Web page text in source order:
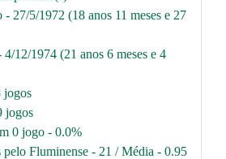
27/5/1972 (18 anos 11 meses e 27
12/1974 (21 anos 6 meses e 4
jogos
jogos
0 jogo - 0.0%
pelo Fluminense - 21 / Média - 0.95